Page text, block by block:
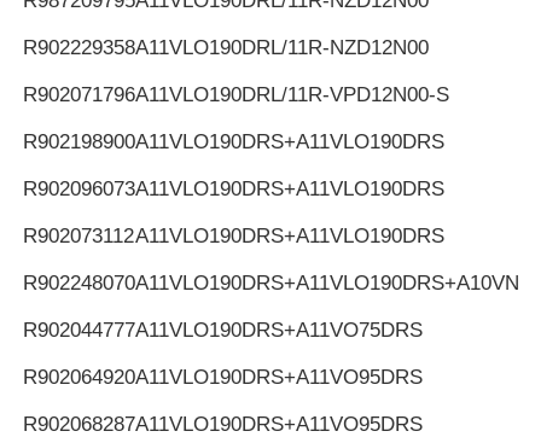
R902229358A11VLO190DRL/11R-NZD12N00
R902071796A11VLO190DRL/11R-VPD12N00-S
R902198900A11VLO190DRS+A11VLO190DRS
R902096073A11VLO190DRS+A11VLO190DRS
R902073112A11VLO190DRS+A11VLO190DRS
R902248070
R902044777A11VLO190DRS+A11VO75DRS
R902064920A11VLO190DRS+A11VO95DRS
R902068287A11VLO190DRS+A11VO95DRS